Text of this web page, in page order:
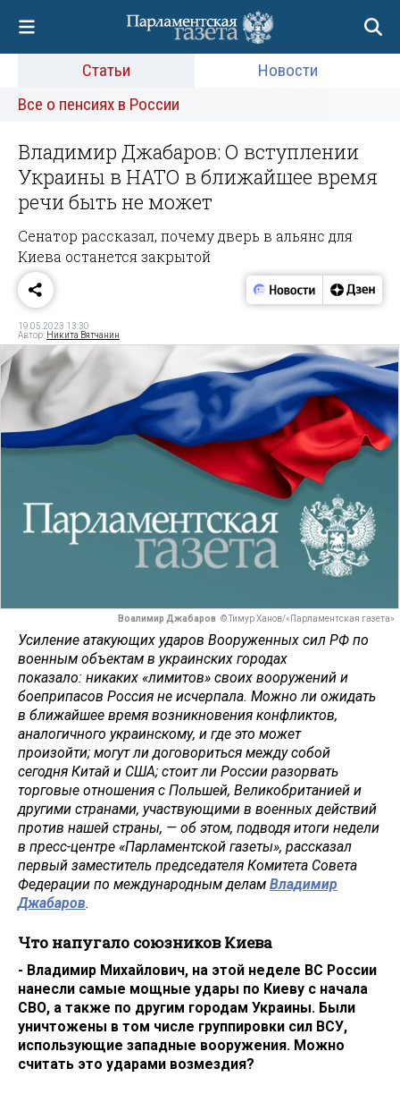
Статьи
Новости
Все о пенсиях в России
Владимир Джабаров: О вступлении
Украины в НАТО в ближайшее время
речи быть не может
Сенатор рассказал, почему дверь в альянс для
Киева останется закрытой
19.05.2023 13:30
Автор: Никита Вятчанин
Воалимир Джабаров © Тимур Ханов/«Парламентская газета»
Усиление атакующих ударов Вооруженных сил РФ по
военным объектам в украинских городах
показало: никаких «лимитов» своих вооружений и
боеприпасов Россия не исчерпала. Можно ли ожидать
в ближайшее время возникновения конфликтов,
аналогичного украинскому, и где это может
произойти; могут ли договориться между собой
сегодня Китай и США; стоит ли России разорвать
торговые отношения с Польшей, Великобританией и
другими странами, участвующими в военных действий
против нашей страны, — об этом, подводя итоги недели
в пресс-центре «Парламентской газеты», рассказал
первый заместитель председателя Комитета Совета
Федерации по международным делам Владимир
Джабаров.
Что напугало союзников Киева
- Владимир Михайлович, на этой неделе ВС России
нанесли самые мощные удары по Киеву с начала
СВО, а также по другим городам Украины. Были
уничтожены в том числе группировки сил ВСУ,
использующие западные вооружения. Можно
считать это ударами возмездия?